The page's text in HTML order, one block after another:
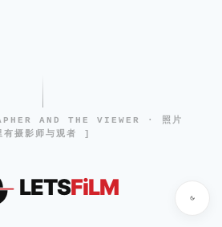
AND THE VIEWER · 照片
有摄影师与观者 ]
LETSFiLM